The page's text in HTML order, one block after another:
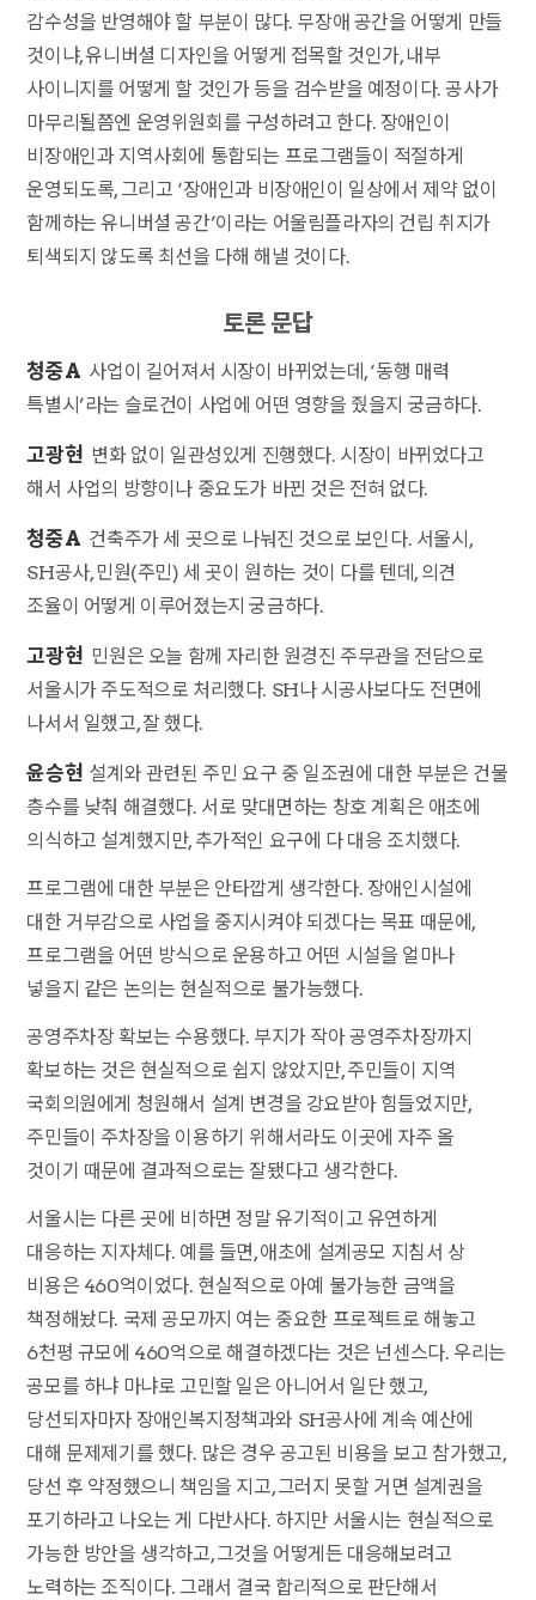
감수성을 반영해야 할 부분이 많다. 무장애 공간을 어떻게 만들
것이냐, 유니버셜 디자인을 어떻게 접목할 것인가, 내부
사이니지를 어떻게 할 것인가 등을 검수받을 예정이다. 공사가
마무리될쯤엔 운영위원회를 구성하려고 한다. 장애인이
비장애인과 지역사회에 통합되는 프로그램들이 적절하게
운영되도록, 그리고 ‘장애인과 비장애인이 일상에서 제약 없이
함께하는 유니버셜 공간’이라는 어울림플라자의 건립 취지가
퇴색되지 않도록 최선을 다해 해낼 것이다.
토론 문답
청중A 사업이 길어져서 시장이 바뀌었는데, ‘동행 매력
특별시’라는 슬로건이 사업에 어떤 영향을 줬을지 궁금하다.
고광현 변화 없이 일관성있게 진행했다. 시장이 바뀌었다고
해서 사업의 방향이나 중요도가 바뀐 것은 전혀 없다.
청중A 건축주가 세 곳으로 나눠진 것으로 보인다. 서울시,
SH공사, 민원(주민) 세 곳이 원하는 것이 다를 텐데, 의견
조율이 어떻게 이루어졌는지 궁금하다.
고광현 민원은 오늘 함께 자리한 원경진 주무관을 전담으로
서울시가 주도적으로 처리했다. SH나 시공사보다도 전면에
나서서 일했고, 잘 했다.
윤승현 설계와 관련된 주민 요구 중 일조권에 대한 부분은 건물
층수를 낮춰 해결했다. 서로 맞대면하는 창호 계획은 애초에
의식하고 설계했지만, 추가적인 요구에 다 대응 조치했다.
프로그램에 대한 부분은 안타깝게 생각한다. 장애인시설에
대한 거부감으로 사업을 중지시켜야 되겠다는 목표 때문에,
프로그램을 어떤 방식으로 운용하고 어떤 시설을 얼마나
넣을지 같은 논의는 현실적으로 불가능했다.
공영주차장 확보는 수용했다. 부지가 작아 공영주차장까지
확보하는 것은 현실적으로 쉽지 않았지만, 주민들이 지역
국회의원에게 청원해서 설계 변경을 강요받아 힘들었지만,
주민들이 주차장을 이용하기 위해서라도 이곳에 자주 올
것이기 때문에 결과적으로는 잘됐다고 생각한다.
서울시는 다른 곳에 비하면 정말 유기적이고 유연하게
대응하는 지자체다. 예를 들면, 애초에 설계공모 지침서 상
비용은 460억이었다. 현실적으로 아예 불가능한 금액을
책정해놨다. 국제 공모까지 여는 중요한 프로젝트로 해놓고
6천평 규모에 460억으로 해결하겠다는 것은 넌센스다. 우리는
공모를 하냐 마냐로 고민할 일은 아니어서 일단 했고,
당선되자마자 장애인복지정책과와 SH공사에 계속 예산에
대해 문제제기를 했다. 많은 경우 공고된 비용을 보고 참가했고,
당선 후 약정했으니 책임을 지고, 그러지 못할 거면 설계권을
포기하라고 나오는 게 다반사다. 하지만 서울시는 현실적으로
가능한 방안을 생각하고, 그것을 어떻게든 대응해보려고
노력하는 조직이다. 그래서 결국 합리적으로 판단해서